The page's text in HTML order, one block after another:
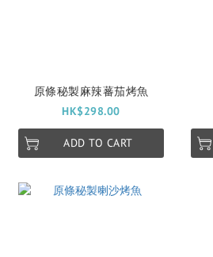
原條秘製麻辣蕃茄烤魚
HK$298.00
ADD TO CART